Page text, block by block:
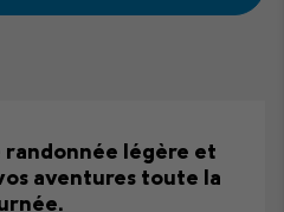
randonnée légère et
aventures toute la